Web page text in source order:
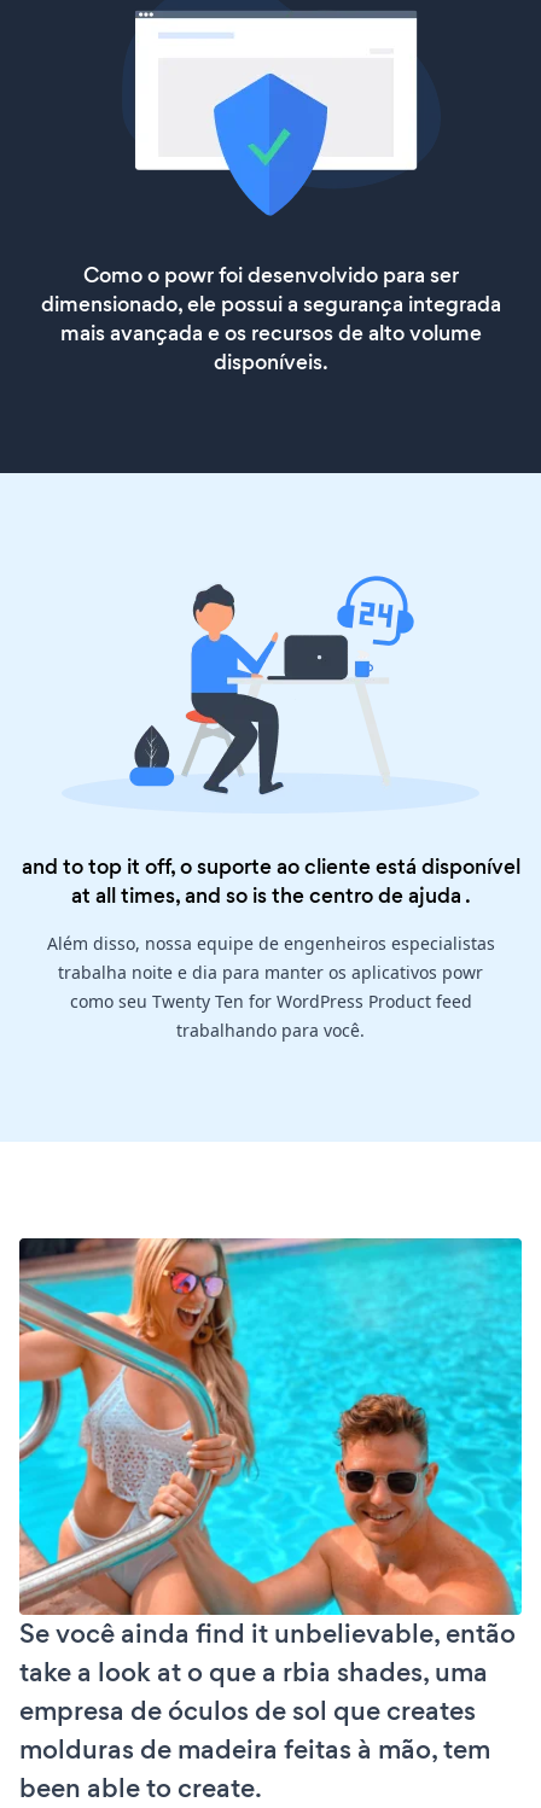
Como o powr foi desenvolvido para ser
dimensionado, ele possui a segurança integrada
mais avançada e os recursos de alto volume
disponíveis.
and to top it off, o suporte ao cliente está disponível
at all times, and so is thecentro de ajuda .
Além disso, nossa equipe de engenheiros especialistas
trabalha noite e dia para manter os aplicativos powr
como seu Twenty Ten for WordPress Product feed
trabalhando para você.
Se você ainda find it unbelievable, então
take a look at o que a rbia shades, uma
empresa de óculos de sol que creates
molduras de madeira feitas à mão, tem
been able to create.